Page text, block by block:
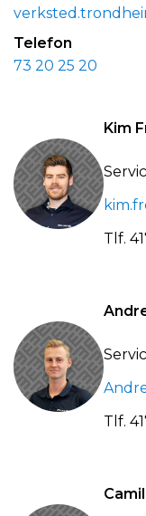
Telefon
73 20 25 20
Kim
Tlf.
Tlf.